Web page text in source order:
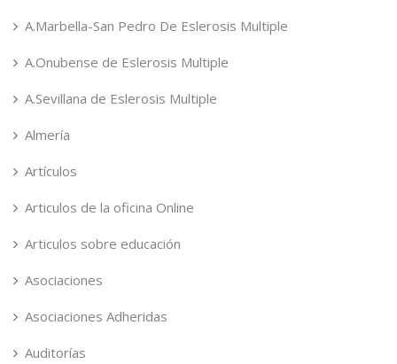
A.Marbella-San Pedro De Eslerosis Multiple
A.Onubense de Eslerosis Multiple
A.Sevillana de Eslerosis Multiple
Almería
Artículos
Articulos de la oficina Online
Articulos sobre educación
Asociaciones
Asociaciones Adheridas
Auditorías